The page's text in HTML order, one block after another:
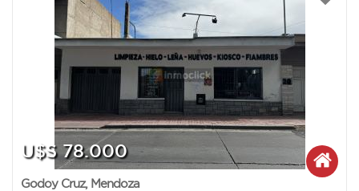
U$S 78.000
Godoy Cruz, Mendoza